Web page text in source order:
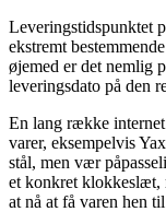
Leveringstidspunktet
ekstremt
øjemed er det nemlig
leveringsdato på den
En lang række
varer, eksempelvis
stål, men vær
et konkret klokkeslæt,
at nå at få varen hen